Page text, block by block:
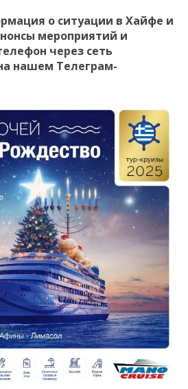
о ситуации в Хайфе и
мероприятий и
через сеть
нашем Телеграм-